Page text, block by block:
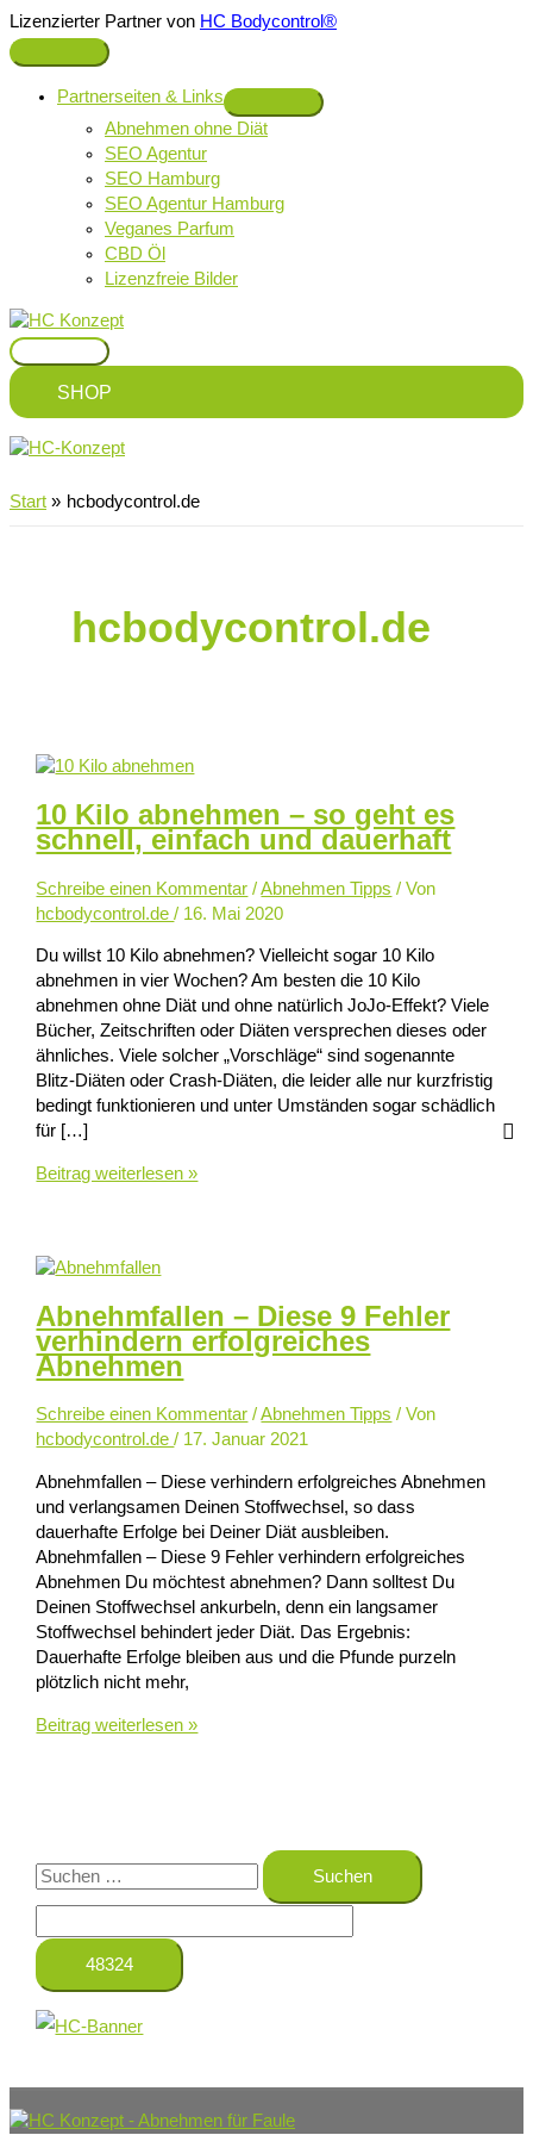
Zum
Inhalt
springen
Lizenzierter Partner von HC Bodycontrol®
Above
Header
Partnerseiten & Links
Abnehmen ohne Diät
SEO Agentur
SEO Hamburg
SEO Agentur Hamburg
Veganes Parfum
CBD Öl
Lizenzfreie Bilder
Hauptmenü
SHOP
Start hcbodycontrol.de
hcbodycontrol.de
10 Kilo abnehmen – so geht es
schnell, einfach und dauerhaft
Schreibe einen Kommentar /Abnehmen Tipps / Von
hcbodycontrol.de/ 16. Mai 2020
Du willst 10 Kilo abnehmen? Vielleicht sogar 10 Kilo
abnehmen in vier Wochen? Am besten die 10 Kilo
abnehmen ohne Diät und ohne natürlich JoJo-Effekt? Viele
Bücher, Zeitschriften oder Diäten versprechen dieses oder
ähnliches. Viele solcher „Vorschläge“ sind sogenannte
Blitz-Diäten oder Crash-Diäten, die leider alle nur kurzfristig
bedingt funktionieren und unter Umständen sogar schädlich
für […]
10
so
es
schnell,
einfach
dauerhaft
Beitrag weiterlesen »
Abnehmfallen – Diese 9 Fehler
verhindern erfolgreiches
Abnehmen
Schreibe einen Kommentar /Abnehmen Tipps / Von
hcbodycontrol.de/ 17. Januar 2021
Abnehmfallen – Diese verhindern erfolgreiches Abnehmen
und verlangsamen Deinen Stoffwechsel, so dass
dauerhafte Erfolge bei Deiner Diät ausbleiben.
Abnehmfallen – Diese 9 Fehler verhindern erfolgreiches
Abnehmen Du möchtest abnehmen? Dann solltest Du
Deinen Stoffwechsel ankurbeln, denn ein langsamer
Stoffwechsel behindert jeder Diät. Das Ergebnis:
Dauerhafte Erfolge bleiben aus und die Pfunde purzeln
plötzlich nicht mehr,
Abnehmfallen
erfolgreiches
Beitrag weiterlesen »
S
u
c